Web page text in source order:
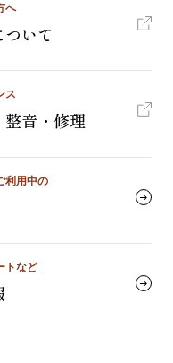
へ
いて
ス
整音・修理
利用中の
トなど